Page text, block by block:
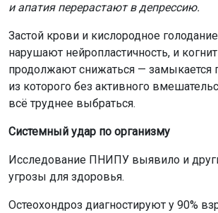
и апатия перерастают в депрессию.
Застой крови и кислородное
нарушают нейропластичность, и
продолжают снижаться — замыкается
из которого без активного
всё труднее выбраться.
Системный удар по организму
Исследование ПНИПУ выявило и
угрозы для здоровья.
Остеохондроз диагностируют у 90%